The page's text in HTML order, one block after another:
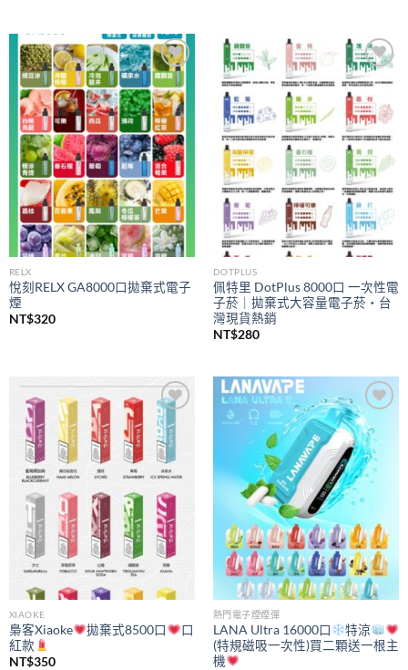
NT$200
到
NT$400
Add to
wishlist
RELX
悅刻RELX GA8000口拋棄式電子
煙
NT$320
Add to
DOTPLUS
佩特里 DotPlus 8000口 一次性電
子菸｜拋棄式大容量電子菸・台
灣現貨熱銷
NT$280
Add to
wishlist
XIAOKE
梟客Xiaoke 拋棄式8500口
口
紅款
NT$350
Add to
wishlist
熱門電子煙煙彈
LANA Ultra 16000口
特涼
(特規磁吸一次性)買二顆送一根主
機